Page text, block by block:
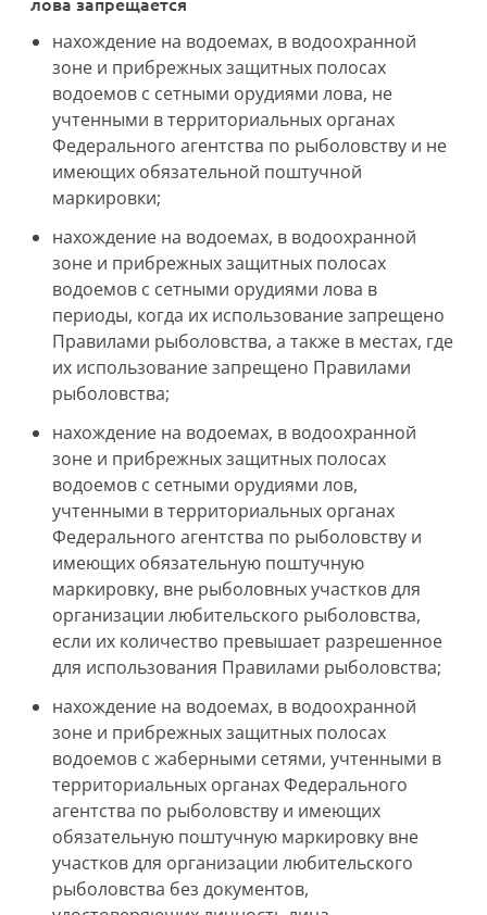
нахождение на водоемах, в водоохранной
зоне и прибрежных защитных полосах
водоемов с сетными орудиями лова, не
учтенными в территориальных органах
Федерального агентства по рыболовству и не
имеющих обязательной поштучной
маркировки;
нахождение на водоемах, в водоохранной
зоне и прибрежных защитных полосах
водоемов с сетными орудиями лова в
периоды, когда их использование запрещено
Правилами рыболовства, а также в местах, где
их использование запрещено Правилами
рыболовства;
нахождение на водоемах, в водоохранной
зоне и прибрежных защитных полосах
водоемов с сетными орудиями лов,
учтенными в территориальных органах
Федерального агентства по рыболовству и
имеющих обязательную поштучную
маркировку, вне рыболовных участков для
организации любительского рыболовства,
если их количество превышает разрешенное
для использования Правилами рыболовства;
нахождение на водоемах, в водоохранной
зоне и прибрежных защитных полосах
водоемов с жаберными сетями, учтенными в
территориальных органах Федерального
агентства по рыболовству и имеющих
обязательную поштучную маркировку вне
участков для организации любительского
рыболовства без документов,